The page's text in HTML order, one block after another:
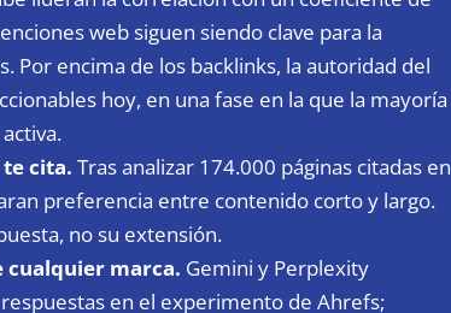
web siguen siendo clave para la
Por encima de los backlinks, la autoridad del
hoy, en una fase en la que la mayoría
cita. Tras analizar 174.000 páginas citadas en
preferencia entre contenido corto y largo.
no su extensión.
cualquier marca. Gemini y Perplexity
en el experimento de Ahrefs;